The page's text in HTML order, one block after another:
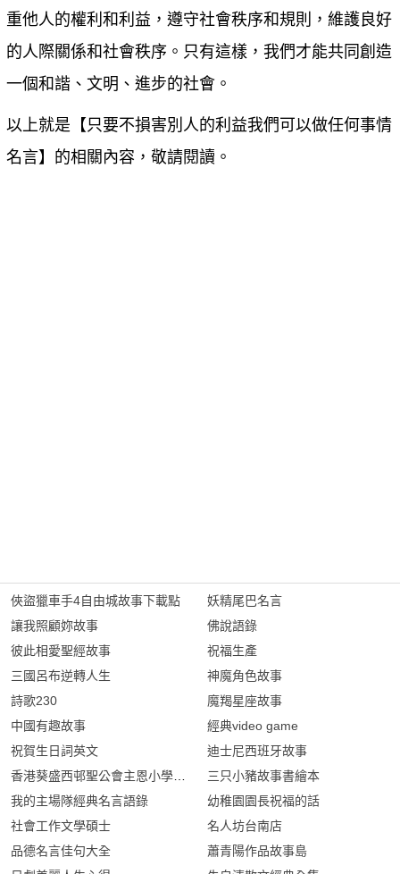
重他人的權利和利益，遵守社會秩序和規則，維護良好
的人際關係和社會秩序。只有這樣，我們才能共同創造
一個和諧、文明、進步的社會。
以上就是【 只要不損害別人的利益我們可以做任何事情
名言】的相關內容，敬請閱讀。
俠盜獵車手4自由城故事下載點
讓我照顧妳故事
彼此相愛聖經故事
三國呂布逆轉人生
詩歌230
中國有趣故事
祝賀生日詞英文
香港葵盛西邨聖公會主恩小學作文
我的主場隊經典名言語錄
社會工作文學碩士
品德名言佳句大全
妖精尾巴名言
佛說語錄
祝福生產
神魔角色故事
魔羯星座故事
經典video game
迪士尼西班牙故事
三只小豬故事書繪本
幼稚園園長祝福的話
名人坊台南店
蕭青陽作品故事島